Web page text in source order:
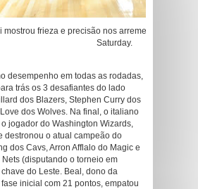
mostrou frieza e precisão nos arremessos do 3-
Saturday.
desempenho em todas as rodadas,
trás os 3 desafiantes do lado
dos Blazers, Stephen Curry dos
dos Wolves. Na final, o italiano
jogador do Washington Wizards,
destronou o atual campeão do
dos Cavs, Arron Afflalo do Magic e
(disputando o torneio em
do Leste. Beal, dono da
inicial com 21 pontos, empatou